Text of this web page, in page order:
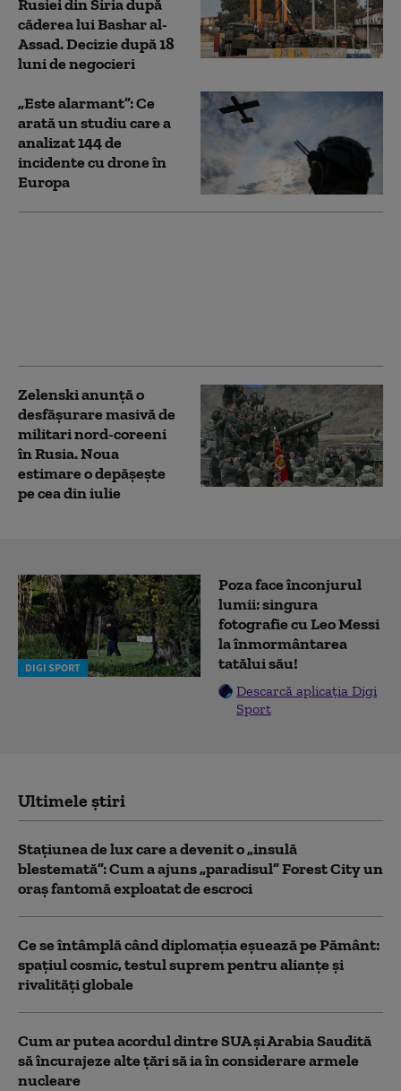
Rusiei din Siria după
căderea lui Bashar al-
Assad. Decizie după 18
luni de negocieri
„Este alarmant”: Ce
arată un studiu care a
analizat 144 de
incidente cu drone în
Europa
Zelenski anunță o
desfășurare masivă de
militari nord-coreeni
în Rusia. Noua
estimare o depășește
pe cea din iulie
DIGI SPORT
Poza face înconjurul
lumii: singura
fotografie cu Leo Messi
la înmormântarea
tatălui său!
Descarcă aplicația Digi
Sport
Ultimele știri
Stațiunea de lux care a devenit o „insulă
blestemată”: Cum a ajuns „paradisul” Forest City un
oraș fantomă exploatat de escroci
Ce se întâmplă când diplomația eșuează pe Pământ:
spațiul cosmic, testul suprem pentru alianțe și
rivalități globale
Cum ar putea acordul dintre SUA și Arabia Saudită
să încurajeze alte țări să ia în considerare armele
nucleare